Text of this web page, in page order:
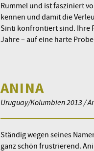
Rummel und ist fasziniert
kennen und damit die
Sinti konfrontiert sind. Ihre
Jahre – auf eine harte
ANINA
Uruguay/Kolumbien 2013 /
Ständig wegen seines
ganz schön frustrierend.